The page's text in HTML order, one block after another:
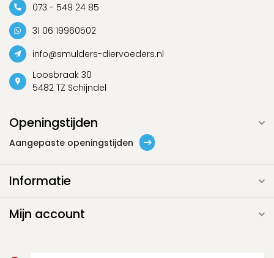
073 - 549 24 85
31 06 19960502
info@smulders-diervoeders.nl
Loosbraak 30
5482 TZ Schijndel
Openingstijden
Aangepaste openingstijden
Informatie
Mijn account